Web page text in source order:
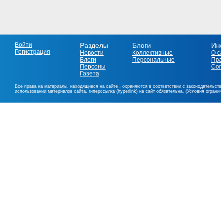
Войти
Регистрация
Разделы
Новости
Блоги
Персоны
Газета
Блоги
Коллективные
Персональные
О
Все права на материалы, находящиеся на сайте , охраняются в соответствии с
использовании материалов сайта, гиперссылка (hyperlink) на сайт обязательна. (Условия